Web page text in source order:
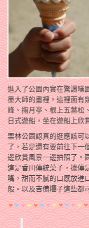
進入了公園內實在驚讚嘆
墨大師的畫裡。這裡面有
峰、掬月亭、根上五葉松
日式遊船，坐在遊船上欣
栗林公園認真的逛應該可
了，若是還有要前往下一
邊欣賞風景一邊拍照了。
這是香川傳統菓子，據傳
嘴，甜而不膩的口感放進
般。以及吉備糰子這些都